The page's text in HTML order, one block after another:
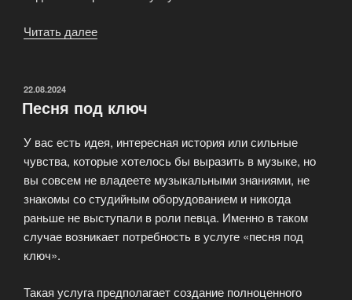
Читать далее
ОПУБЛИКОВАНО
22.08.2024
Песня под ключ
У вас есть идея, интересная история или сильные
чувства, которые хотелось бы выразить в музыке, но
вы совсем не владеете музыкальными знаниями, не
знакомы со студийным оборудованием и никогда
раньше не выступали в роли певца. Именно в таком
случае возникает потребность в услуге «песня под
ключ».
Такая услуга предполагает создание полноценного